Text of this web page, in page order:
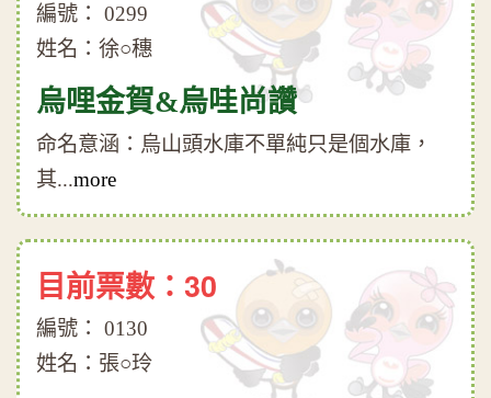
編號： 0299
姓名：徐○穗
烏哩金賀&烏哇尚讚
命名意涵：烏山頭水庫不單純只是個水庫，
其...more
目前票數：30
編號： 0130
姓名：張○玲